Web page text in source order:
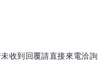
收到回覆請直接來電洽